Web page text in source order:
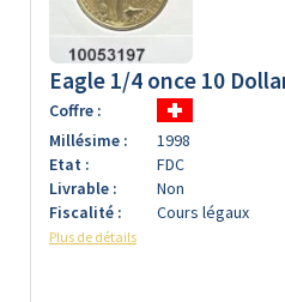
Eagle 1/4 once 10
Coffre :
Millésime :
1998
Etat :
FDC
Livrable :
Non
Fiscalité :
Cours légaux
Plus de détails